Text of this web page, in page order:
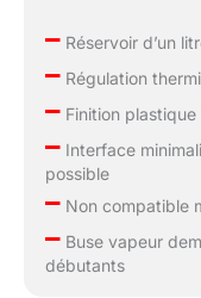
–Réservoir d’un
–Régulation
–Finition plastique
–Interface
possible
–Non compatible
–Buse vapeur
débutants